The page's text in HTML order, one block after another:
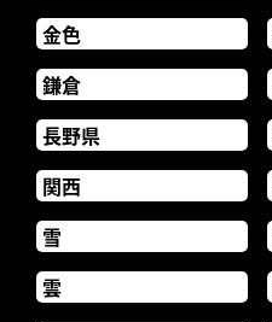
金色
鎌倉
長野県
関西
雪
雲